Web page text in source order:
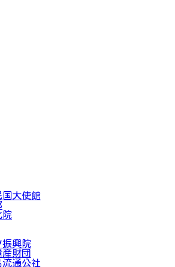
大使館
院
振興院
財団
通公社